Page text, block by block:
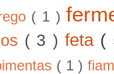
( 1 )
( 3 ) feta (
( 1 )